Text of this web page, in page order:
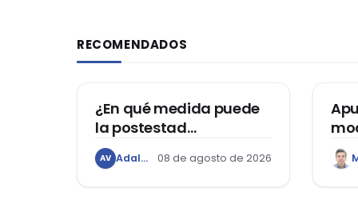
RECOMENDADOS
DERECHO CONSTITUCIONAL
¿En qué medida puede
la postestad
disciplinaria
universitaria limitar la
AV Adaliz Vilcapoma Quispe 08 de agosto de 2026